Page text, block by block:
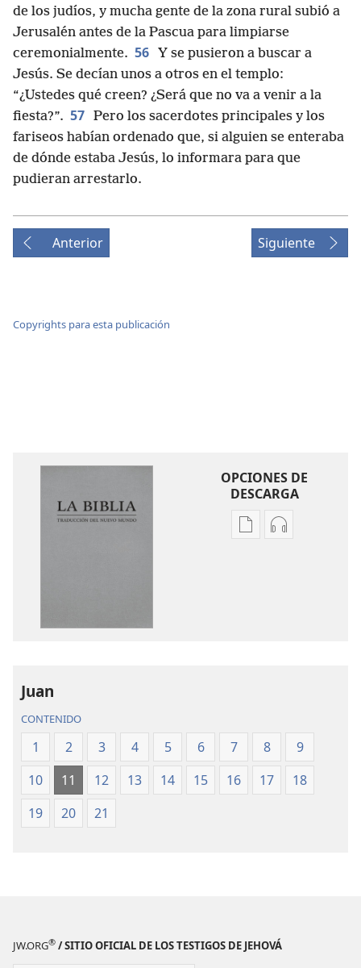
de los judíos, y mucha gente de la zona rural subió a
Jerusalén antes de la Pascua para limpiarse
ceremonialmente. 56
Y se pusieron a buscar a
Jesús. Se decían unos a otros en el templo:
“¿Ustedes qué creen? ¿Será que no va a venir a la
fiesta?”. 57 Pero los sacerdotes principales y los
fariseos habían ordenado que, si alguien se enteraba
de dónde estaba Jesús, lo informara para que
pudieran arrestarlo.
Anterior Siguiente
Copyrights para esta publicación
OPCIONES DE
DESCARGA
Opciones
(revisión
del
2019)
Opciones
(revisión
del
2019)
Juan
CONTENIDO
1 2 3 4 5 6 7 8
9
10
11 12 13 14 15 16 17
18
19
20 21
JW.ORG® / SITIO OFICIAL DE LOS TESTIGOS DE JEHOVÁ